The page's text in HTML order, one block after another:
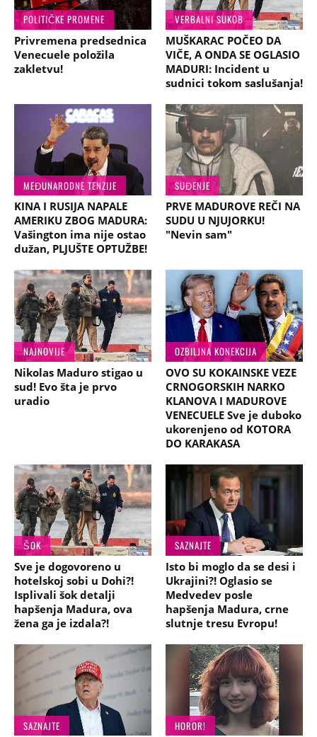
POLITIČKE PROMENE
Privremena predsednica
Venecuele položila
zakletvu!
VERBALNI SUKOB
MUŠKARAC POČEO DA
VIČE, A ONDA SE OGLASIO
MADURI: Incident u
sudnici tokom saslušanja!
MEĐUNARODNE TENZIJE
KINA I RUSIJA NAPALE
AMERIKU ZBOG MADURA:
Vašington ima nije ostao
dužan, PLJUŠTE OPTUŽBE!
SUĐENJE
PRVE MADUROVE REČI NA
SUDU U NJUJORKU!
"Nevin sam"
NAJNOVIJE
Nikolas Maduro stigao u
sud! Evo šta je prvo
uradio
OZBILJNA KONEKCIJA
OVO SU KOKAINSKE VEZE
CRNOGORSKIH NARKO
KLANOVA I MADUROVE
VENECUELE Sve je duboko
ukorenjeno od KOTORA
DO KARAKASA
ŠOK
Sve je dogovoreno u
hotelskoj sobi u Dohi?!
Isplivali šok detalji
hapšenja Madura, ova
žena ga je izdala?!
SAZNAJTE
Isto bi moglo da se desi i
Ukrajini?! Oglasio se
Medvedev posle
hapšenja Madura, crne
slutnje tresu Evropu!
SAZNAJTE HOROR!